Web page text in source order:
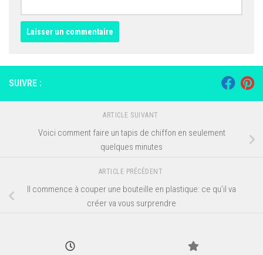
SUIVRE :
ARTICLE SUIVANT
Voici comment faire un tapis de chiffon en seulement
quelques minutes
ARTICLE PRÉCÉDENT
Il commence à couper une bouteille en plastique: ce qu’il va
créer va vous surprendre